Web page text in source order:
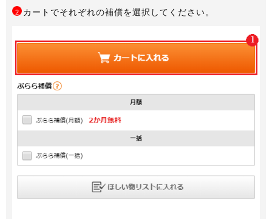
2 カートでそれぞれの補償を選択してください。